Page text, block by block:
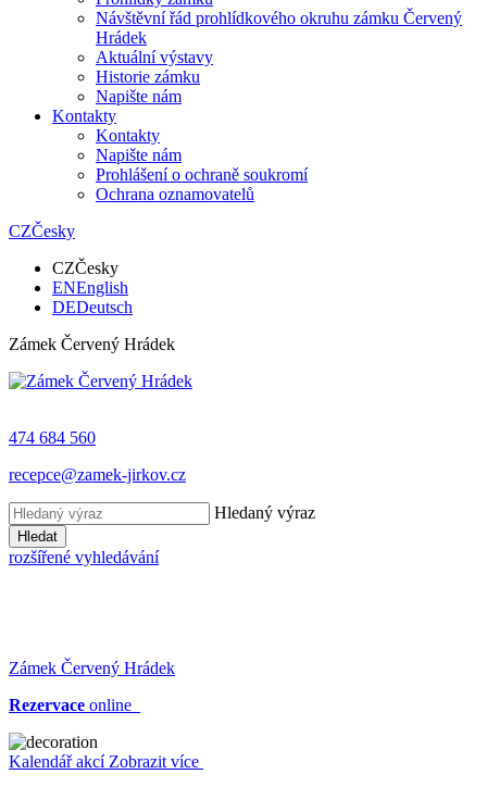
Návštěvní řád prohlídkového okruhu zámku Červený
Hrádek
Aktuální výstavy
Historie zámku
Napište nám
Kontakty
Kontakty
Napište nám
Prohlášení o ochraně soukromí
Ochrana oznamovatelů
CZČesky
CZČesky
ENEnglish
DEDeutsch
Zámek Červený Hrádek
474 684 560
recepce@zamek-jirkov.cz
Hledaný výraz
Hledat
rozšířené vyhledávání
Zámek Červený Hrádek
Rezervace online
Kalendář akcí Zobrazit více